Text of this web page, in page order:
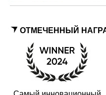
ОТМЕЧЕННЫЙ